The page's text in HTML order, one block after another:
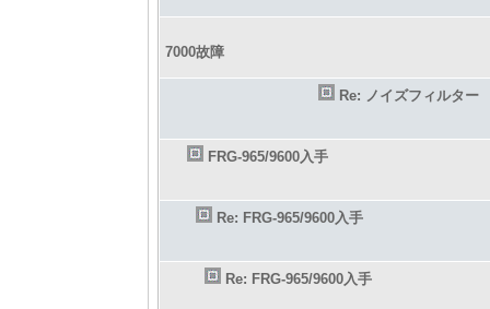
7000故障
Re: ノイズフィルター
FRG-965/9600入手
Re: FRG-965/9600入手
Re: FRG-965/9600入手